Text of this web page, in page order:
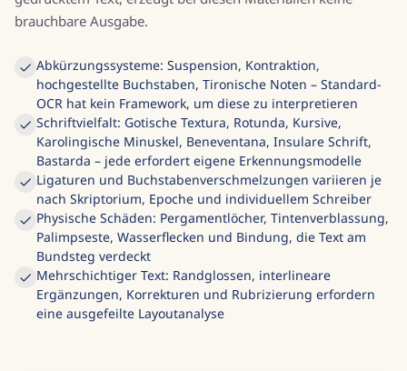
brauchbare Ausgabe.
Abkürzungssysteme: Suspension, Kontraktion,
hochgestellte Buchstaben, Tironische Noten – Standard-
OCR hat kein Framework, um diese zu interpretieren
Schriftvielfalt: Gotische Textura, Rotunda, Kursive,
Karolingische Minuskel, Beneventana, Insulare Schrift,
Bastarda – jede erfordert eigene Erkennungsmodelle
Ligaturen und Buchstabenverschmelzungen variieren je
nach Skriptorium, Epoche und individuellem Schreiber
Physische Schäden: Pergamentlöcher, Tintenverblassung,
Palimpseste, Wasserflecken und Bindung, die Text am
Bundsteg verdeckt
Mehrschichtiger Text: Randglossen, interlineare
Ergänzungen, Korrekturen und Rubrizierung erfordern
eine ausgefeilte Layoutanalyse